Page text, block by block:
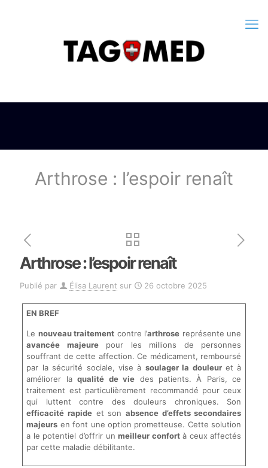
Arthrose : l’espoir renaît
Arthrose : l’espoir renaît
Publié par Élisa Laurent sur 26 octobre 2025
EN BREF
Le nouveau traitement contre l’arthrose représente une
avancée majeurepour les millions de personnes
souffrant de cette affection. Ce médicament, remboursé
par la sécurité sociale, vise à soulager la douleuret à
améliorer laqualité de vie des patients. À Paris, ce
traitement est particulièrement recommandé pour ceux
qui luttent contre des douleurs chroniques. Son
efficacité rapideet son absence d’effets secondaires
majeurs en font une option prometteuse. Cette solution
a le potentiel d’offrir unmeilleur confortà ceux affectés
par cette maladie débilitante.